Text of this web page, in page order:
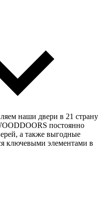
наши двери в 21 страну
постоянно
а также выгодные
ключевыми элементами в